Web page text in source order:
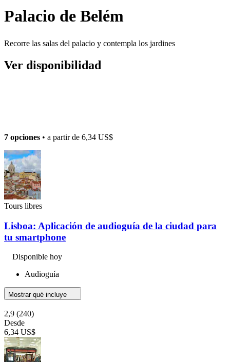
Palacio de Belém
Recorre las salas del palacio y contempla los jardines
Ver disponibilidad
7 opciones • a partir de 6,34 US$
Tours libres
Lisboa: Aplicación de audioguía de la ciudad para
tu smartphone
Disponible hoy
Audioguía
Mostrar qué incluye
2,9 (240)
Desde
6,34 US$